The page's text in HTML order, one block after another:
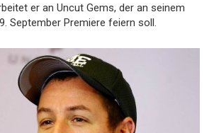
er an Uncut Gems, der an seinem
September Premiere feiern soll.